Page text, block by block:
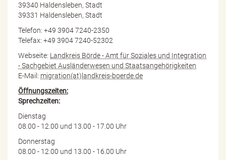
39340 Haldensleben, Stadt
39331 Haldensleben, Stadt
Telefon: +49 3904 7240-2350
Telefax: +49 3904 7240-52302
Webseite: Landkreis Börde - Amt für Soziales und Integration
- Sachgebiet Ausländerwesen und Staatsangehörigkeiten
E-Mail: migration(at)landkreis-boerde.de
Öffnungszeiten:
Sprechzeiten:
Dienstag
08.00 - 12.00 und 13.00 - 17.00 Uhr
Donnerstag
08.00 - 12.00 und 13.00 - 16.00 Uhr